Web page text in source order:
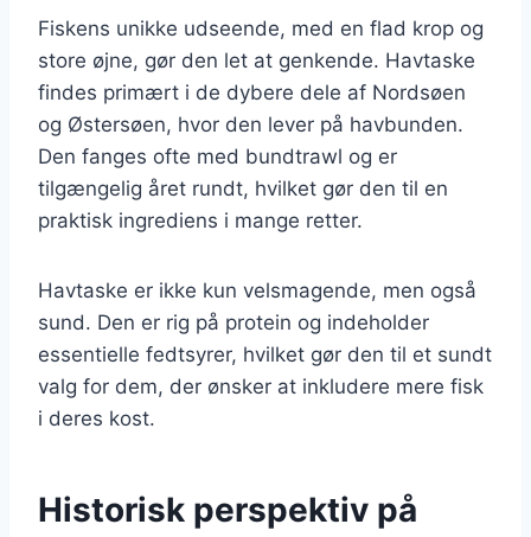
Fiskens unikke udseende, med en flad krop og
store øjne, gør den let at genkende. Havtaske
findes primært i de dybere dele af Nordsøen
og Østersøen, hvor den lever på havbunden.
Den fanges ofte med bundtrawl og er
tilgængelig året rundt, hvilket gør den til en
praktisk ingrediens i mange retter.
Havtaske er ikke kun velsmagende, men også
sund. Den er rig på protein og indeholder
essentielle fedtsyrer, hvilket gør den til et sundt
valg for dem, der ønsker at inkludere mere fisk
i deres kost.
Historisk perspektiv på